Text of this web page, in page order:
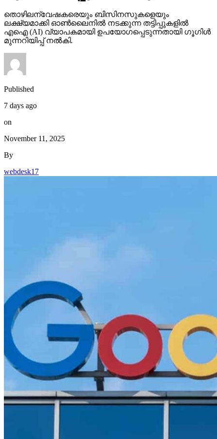
തൊഴിലന്വേഷകരെയും ബിസിനസുകളെയും
ലക്ഷ്യമാക്കി ഓണ്‍ലൈനില്‍ നടക്കുന്ന തട്ടിപ്പുകളില്‍
എഐ (AI) വ്യാപകമായി ഉപയോഗപ്പെടുന്നതായി ഗൂഗിള്‍
മുന്നറിയിപ്പ് നല്‍കി.
Published
7 days ago
on
November 11, 2025
By
webdesk17